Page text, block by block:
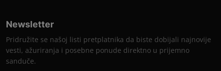
Newsletter
Pridružite se našoj listi pretplatnika da biste dobijali najnovije
vesti, ažuriranja i posebne ponude direktno u prijemno
sanduče.